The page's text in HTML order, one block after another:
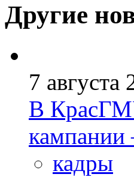
Другие
7 августа
В
кадры